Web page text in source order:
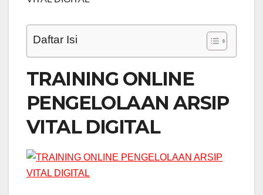
Daftar Isi
TRAINING ONLINE
PENGELOLAAN ARSIP
VITAL DIGITAL